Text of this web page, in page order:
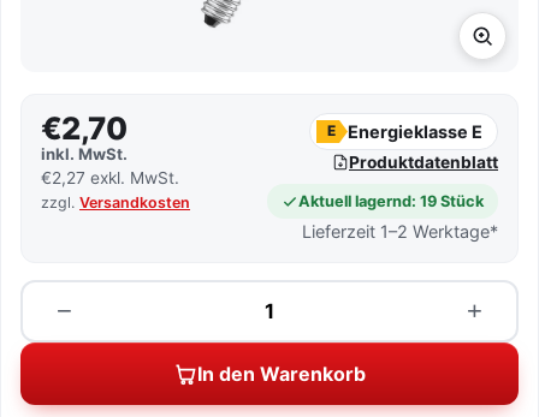
€2,70
inkl. MwSt.
€2,27 exkl. MwSt.
zzgl. Versandkosten
E Energieklasse E
Produktdatenblatt
Aktuell lagernd: 19 Stück
Lieferzeit 1–2 Werktage*
−
Menge +
In den Warenkorb